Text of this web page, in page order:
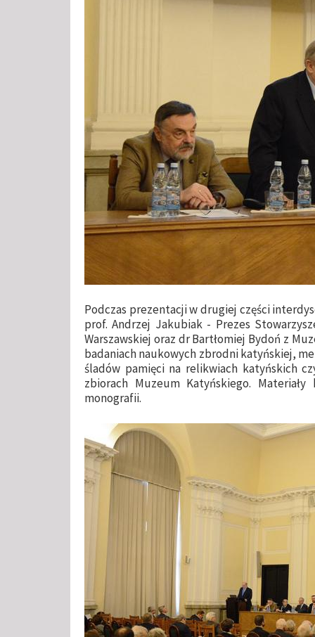
Podczas prezentacji w drugiej części
prof. Andrzej Jakubiak - Prezes
Warszawskiej oraz dr Bartłomiej Bydoń z
badaniach naukowych zbrodni katyńskiej,
śladów pamięci na relikwiach katyńskich
zbiorach Muzeum Katyńskiego.
monografii.